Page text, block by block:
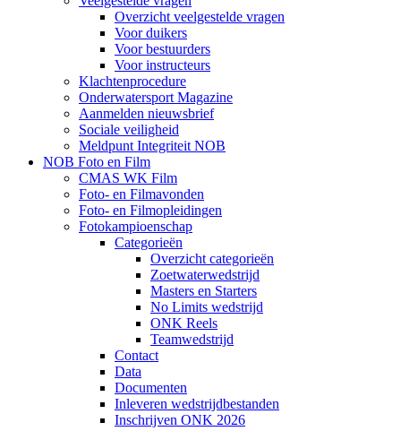
Overzicht veelgestelde vragen
Voor duikers
Voor bestuurders
Voor instructeurs
Klachtenprocedure
Onderwatersport Magazine
Aanmelden nieuwsbrief
Sociale veiligheid
Meldpunt Integriteit NOB
NOB Foto en Film
CMAS WK Film
Foto- en Filmavonden
Foto- en Filmopleidingen
Fotokampioenschap
Categorieën
Overzicht categorieën
Zoetwaterwedstrijd
Masters en Starters
No Limits wedstrijd
ONK Reels
Teamwedstrijd
Contact
Data
Documenten
Inleveren wedstrijdbestanden
Inschrijven ONK 2026